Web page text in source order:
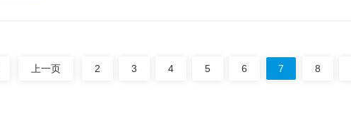
上一页 2 3 4 5 6 7 8